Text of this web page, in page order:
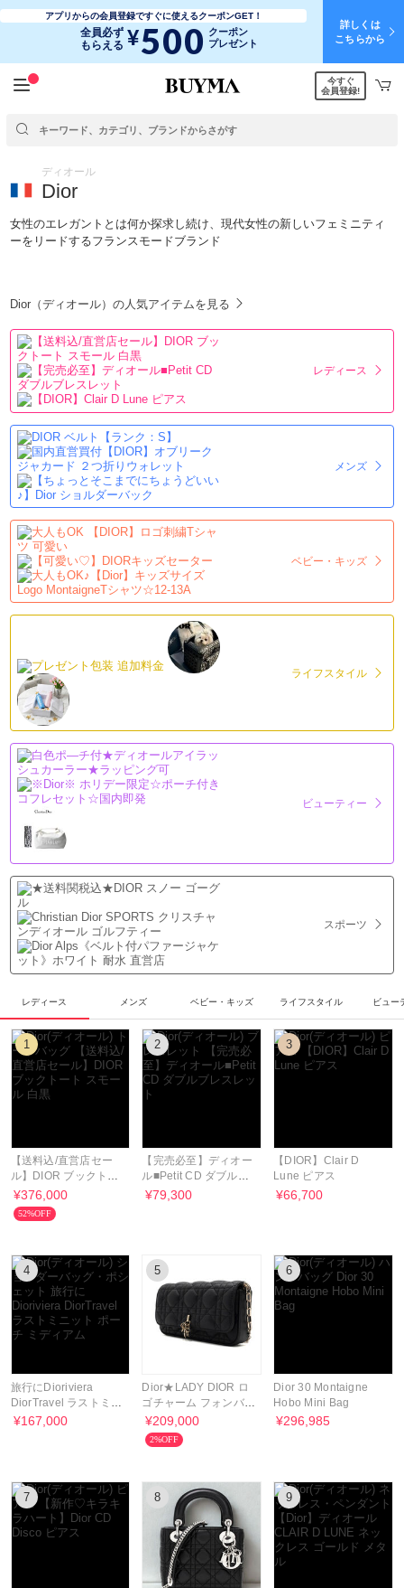
アプリからの会員登録ですぐに使えるクーポンGET！
全員必ず
もらえる ¥500 クーポン
プレゼント
詳しくは
こちらから
今すぐ
会員登録!
ディオール
Dior
女性のエレガントとは何か探求し続け、現代女性の新しいフェミニティ
ーをリードするフランスモードブランド
Dior（ディオール）の人気アイテムを見る
レディース
メンズ
ベビー・キッズ
ライフスタイル
ビューティー
スポーツ
レディース メンズ ベビー・キッズ ライフスタイル ビュー
1
【送料込/直営店セー
ル】DIOR ブックトー
ト スモール 白黒
¥376,000
52%OFF
2
【完売必至】ディオー
ル■Petit CD ダブルブ
レスレット
¥79,300
3
【DIOR】Clair D
Lune ピアス
¥66,700
4
旅行にDioriviera
DiorTravel ラストミニ
ット ポーチ ミディア
¥167,000
5
Dior★LADY DIOR ロ
ゴチャーム フォンバッ
グ
¥209,000
2%OFF
6
Dior 30 Montaigne
Hobo Mini Bag
¥296,985
7 8 9